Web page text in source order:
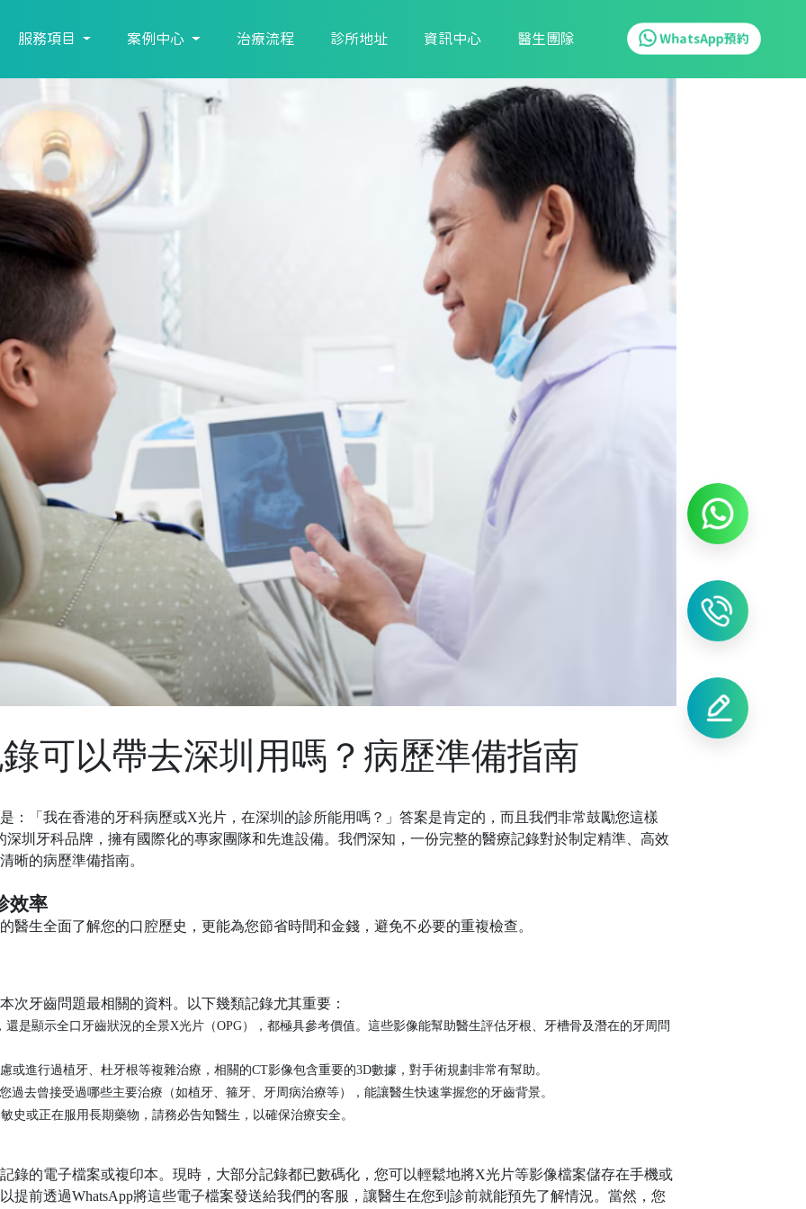
服務項目 案例中心 治療流程 診所地址 資訊中心 醫生團隊 WhatsApp預約
可以帶去深圳用嗎？病歷準備指南
：「我在香港的牙科病歷或X光片，在深圳的診所能用嗎？」答案是肯定的，而且我們非常鼓勵您這樣
深圳牙科品牌，擁有國際化的專家團隊和先進設備。我們深知，一份完整的醫療記錄對於制定精準、高效
晰的病歷準備指南。
效率
醫生全面了解您的口腔歷史，更能為您節省時間和金錢，避免不必要的重複檢查。
次牙齒問題最相關的資料。以下幾類記錄尤其重要：
還是顯示全口牙齒狀況的全景X光片（OPG），都極具參考價值。這些影像能幫助醫生評估牙根、牙槽骨及潛在的牙周問
或進行過植牙、杜牙根等複雜治療，相關的CT影像包含重要的3D數據，對手術規劃非常有幫助。
過去曾接受過哪些主要治療（如植牙、箍牙、牙周病治療等），能讓醫生快速掌握您的牙齒背景。
史或正在服用長期藥物，請務必告知醫生，以確保治療安全。
錄的電子檔案或複印本。現時，大部分記錄都已數碼化，您可以輕鬆地將X光片等影像檔案儲存在手機或
提前透過WhatsApp將這些電子檔案發送給我們的客服，讓醫生在您到診前就能預先了解情況。當然，您